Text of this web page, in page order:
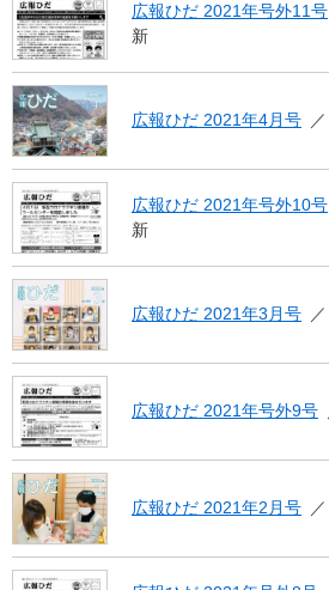
広報ひだ 2021年号外11号
新
広報ひだ 2021年4月号
広報ひだ 2021年号外10号
新
広報ひだ 2021年3月号
広報ひだ 2021年号外9号
広報ひだ 2021年2月号